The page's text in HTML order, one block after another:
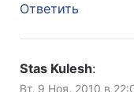
Ответить
Stas Kulesh:
Вт, 9 Ноя, 2010 в